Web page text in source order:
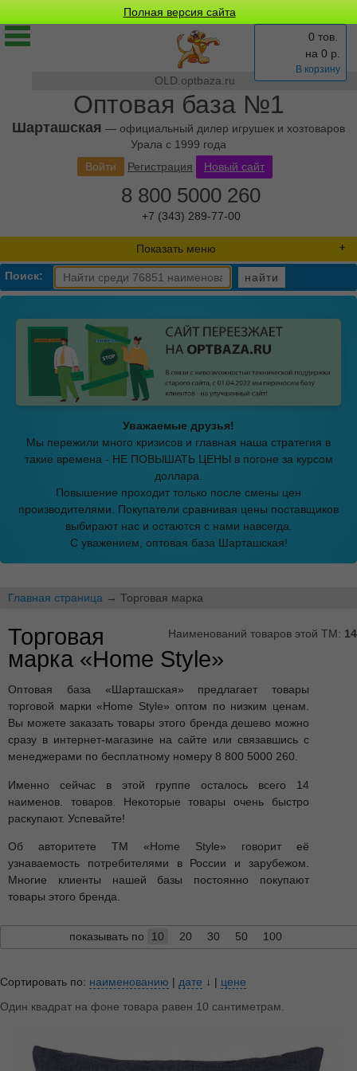
Полная версия сайта
OLD.optbaza.ru
Оптовая база №1
Шарташская — официальный дилер игрушек и хозтоваров
Урала с 1999 года
0 тов.
на 0 р.
В корзину
Войти Регистрация Новый сайт
8 800 5000 260
+7 (343) 289-77-00
Показать меню
Поиск: найти
Уважаемые друзья!
Мы пережили много кризисов и главная наша стратегия в
такие времена - НЕ ПОВЫШАТЬ ЦЕНЫ в погоне за курсом
доллара.
Повышение проходит только после смены цен
производителями. Покупатели сравнивая цены поставщиков
выбирают нас и остаются с нами навсегда.
С уважением, оптовая база Шарташская!
Главная страница → Торговая марка
Наименований товаров этой ТМ: 14
Торговая
марка «Home Style»
Оптовая база «Шарташская» предлагает товары
торговой марки «Home Style» оптом по низким ценам.
Вы можете заказать товары этого бренда дешево можно
сразу в интернет-магазине на сайте или связавшись с
менеджерами по бесплатному номеру 8 800 5000 260.
Именно сейчас в этой группе осталось всего 14
наименов. товаров. Некоторые товары очень быстро
раскупают. Успевайте!
Об авторитете ТМ «Home Style» говорит её
узнаваемость потребителями в России и зарубежом.
Многие клиенты нашей базы постоянно покупают
товары этого бренда.
показывать по 10 20 30 50 100
Сортировать по: наименованию | дате ↓ | цене
Один квадрат на фоне товара равен 10 сантиметрам.